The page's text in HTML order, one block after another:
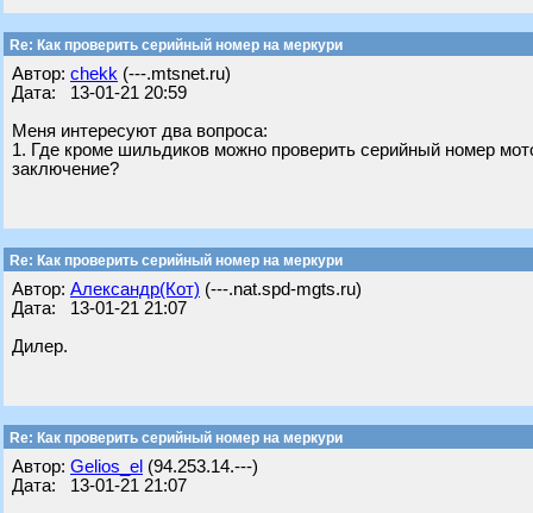
Re: Как проверить серийный номер на меркури
Автор: chekk (---.mtsnet.ru)
Дата: 13-01-21 20:59
Меня интересуют два вопроса:
1. Где кроме шильдиков можно проверить серийный номер
заключение?
Re: Как проверить серийный номер на меркури
Автор: Александр(Кот) (---.nat.spd-mgts.ru)
Дата: 13-01-21 21:07
Дилер.
Re: Как проверить серийный номер на меркури
Автор: Gelios_el (94.253.14.---)
Дата: 13-01-21 21:07